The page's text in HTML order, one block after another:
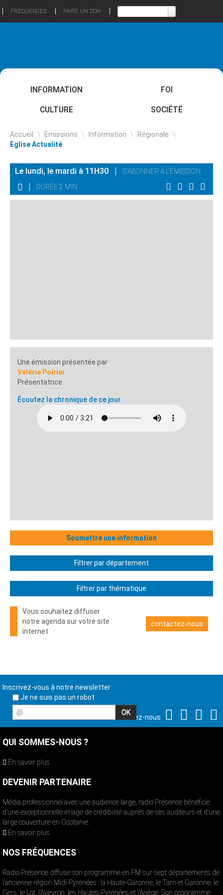
FRÉQUENCES FAIRE UN DON
INFORMATION FOI
CULTURE SOCIÉTÉ
Accueil \ Emissions \ Information \ Régionale \
Eglise Actualité
Le lundi, le mardi à 11H30
S'ABONNER À L'ÉMISSION
DURÉE 2 MIN
Une émission présentée par
Valérie Poirier
Présentatrice
Écoutez la chronique de ce jour
Soumettre une information
Filtrer par département
Filtrer par thématique
Vous souhaitez diffuser
notre agenda sur votre site
internet
contactez-nous
Inscrivez-vous à notre newsletter
Je ne suis pas un robot
@
Suivez-nous
QUI SOMMES-NOUS ?
En savoir plus
DEVENIR PARTENAIRE
Média professionnel avec une audience large, radio Présence bénéficie
d’une exceptionnelle image de crédibilité auprès de ses auditeurs et d’une
large couverture en Occitanie.
En savoir plus
NOS FRÉQUENCES
Radio Présence diffuse son programme en FM sur sept départements de
l’ancienne région Midi-Pyrénées : la Haute-Garonne, le Tarn et Garonne, le
Gers, le Lot, l’Aveyron, les Hautes-Pyrénées et l’Ariège. Son programme